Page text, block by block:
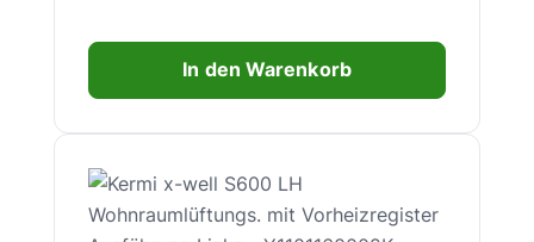
In den Warenkorb